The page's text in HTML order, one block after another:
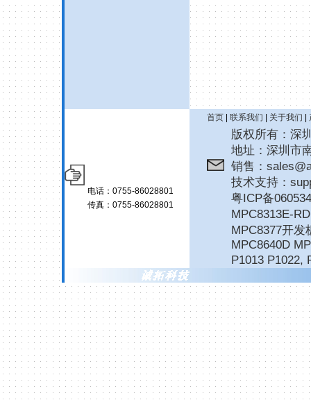
电话：0755-86028801
传真：0755-86028801
首页| 联系我们 关于我们
版权所有：深
地址：深圳市
销售：
技术支持：
粤ICP备
MPC8313E-
MPC8377开发
MPC8640D
P1013 P1022,